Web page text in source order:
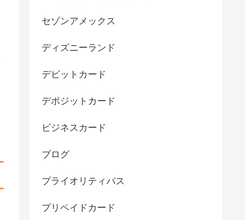
セゾンアメックス
ディズニーランド
デビットカード
デポジットカード
ビジネスカード
ブログ
プライオリティパス
プリペイドカード